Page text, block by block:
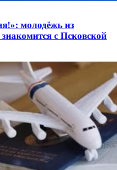
молодёжь из
с Псковской